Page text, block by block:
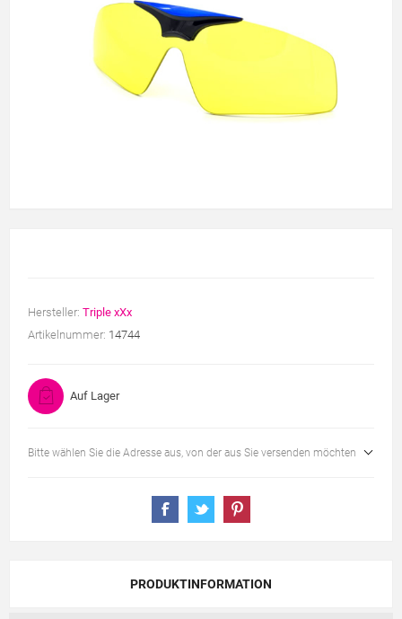
Hersteller: Triple xXx
Artikelnummer: 14744
Auf Lager
Bitte wählen Sie die Adresse aus, von der aus Sie versenden möchten
PRODUKTINFORMATION